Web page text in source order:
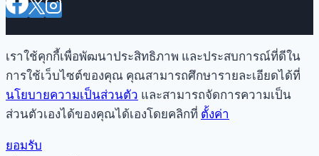
เราใช้คุกกี้เพื่อพัฒนาประสิทธิภาพ และประสบการณ์ที่ดีใน
การใช้เว็บไซต์ของคุณ คุณสามารถศึกษารายละเอียดได้ที่
นโยบายความเป็นส่วนตัว และสามารถจัดการความเป็น
ส่วนตัวเองได้ของคุณได้เองโดยคลิกที่ ตั้งค่า
ยอมรับ